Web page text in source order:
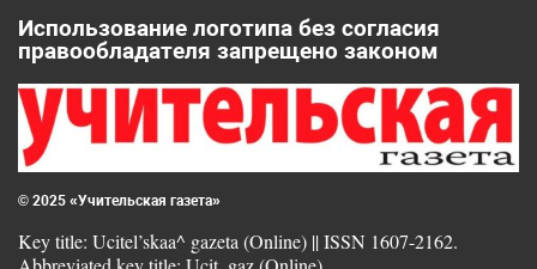
Использование логотипа без согласия
правообладателя запрещено законом
© 2025 «Учительская газета»
Key title: Ucitel’skaa^ gazeta (Online) || ISSN 1607-2162.